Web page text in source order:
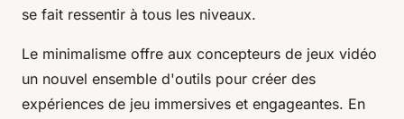
se fait ressentir à tous les niveaux.
Le minimalisme offre aux concepteurs de jeux vidéo
un nouvel ensemble d'outils pour créer des
expériences de jeu immersives et engageantes. En